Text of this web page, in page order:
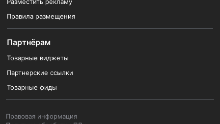
Правила размещения
Партнёрам
Товарные виджеты
Партнерские ссылки
Товарные фиды
Правовая информация